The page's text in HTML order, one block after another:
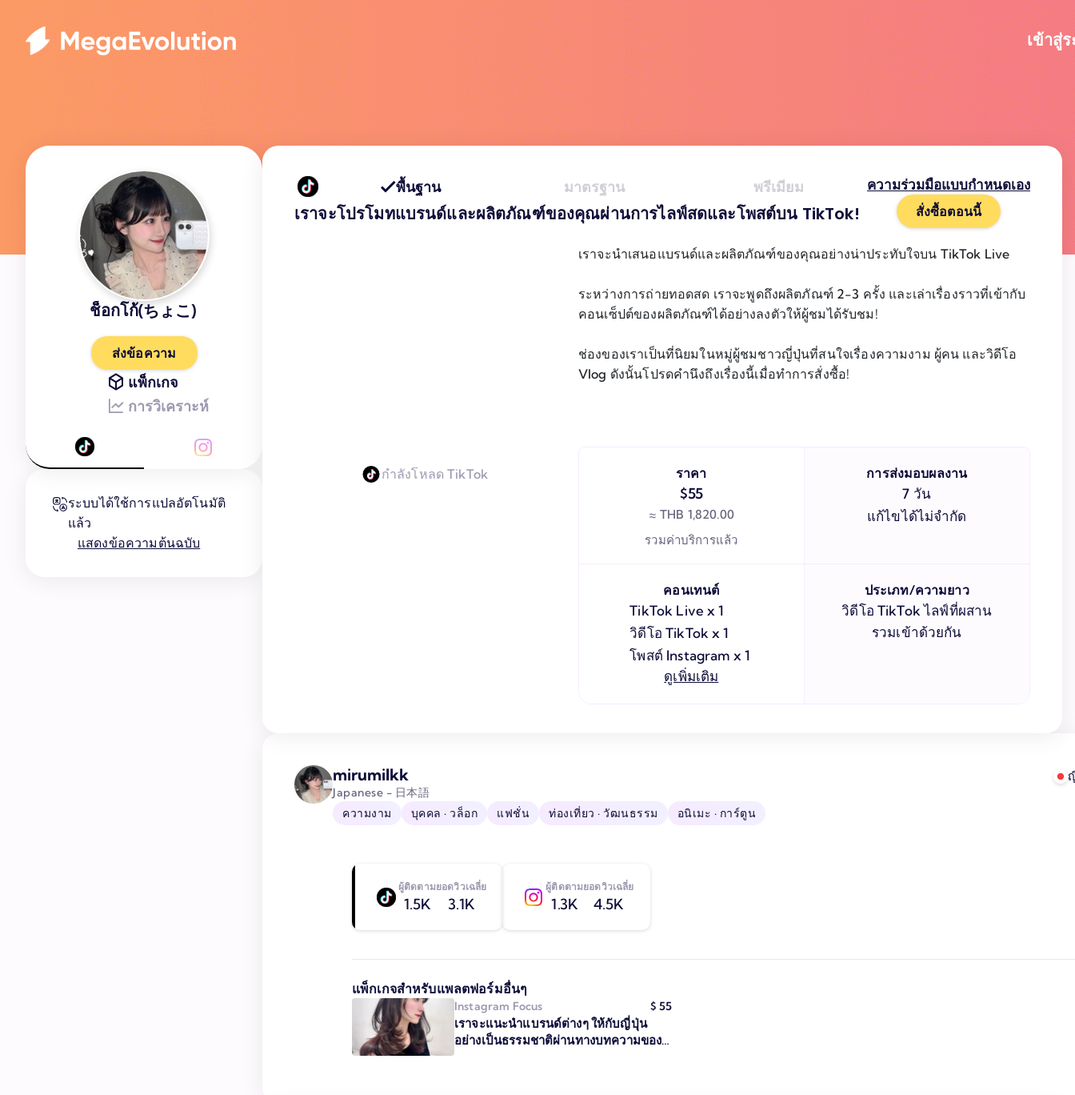
เข้าสู่
ช็อกโก้(ちょこ)
ส่งข้อความ
แพ็กเกจ
การวิเคราะห์
ระบบได้ใช้การแปลอัตโนมัติ
แล้ว
แสดงข้อความต้นฉบับ
พื้นฐาน มาตรฐาน พรีเมียม
เราจะโปรโมทแบรนด์และผลิตภัณฑ์ของคุณผ่านการไลฟ์สดและโพสต์บน TikTok!
ความร่วมมือแบบกำหนดเอง
สั่งซื้อตอนนี้
กำลังโหลด TikTok
เราจะนำเสนอแบรนด์และผลิตภัณฑ์ของคุณอย่างน่าประทับใจบน TikTok Live
ระหว่างการถ่ายทอดสด เราจะพูดถึงผลิตภัณฑ์ 2-3 ครั้ง และเล่าเรื่องราวที่เข้ากับ
คอนเซ็ปต์ของผลิตภัณฑ์ได้อย่างลงตัวให้ผู้ชมได้รับชม!
ช่องของเราเป็นที่นิยมในหมู่ผู้ชมชาวญี่ปุ่นที่สนใจเรื่องความงาม ผู้คน และวิดีโอ
Vlog ดังนั้นโปรดคำนึงถึงเรื่องนี้เมื่อทำการสั่งซื้อ!
ราคา
$55
≈ THB 1,820.00
รวมค่าบริการแล้ว
การส่งมอบผลงาน
7 วัน
แก้ไขได้ไม่จำกัด
คอนเทนต์
TikTok Live x1
วิดีโอ TikTokx1
โพสต์ Instagram x1
Instagram Story
ดูเพิ่มเติม
ประเภท/ความยาว
วิดีโอ TikTok ไลฟ์ที่ผสาน
รวมเข้าด้วยกัน
mirumilkk
Japanese - 日本語
ความงาม
บุคคล · วล็อก แฟชั่น ท่องเที่ยว · วัฒนธรรม อนิเมะ · การ์ตูน
ผู้ติดตาม
1.5K
ยอดวิวเฉลี่ย
3.1K
ผู้ติดตาม
1.3K
ยอดวิวเฉลี่ย
4.5K
แพ็กเกจสำหรับแพลตฟอร์มอื่นๆ
Instagram Focus $ 55
เราจะแนะนำแบรนด์ต่างๆ ให้กับญี่ปุ่น
อย่างเป็นธรรมชาติผ่านทางบทความของ